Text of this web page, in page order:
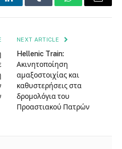
LinkedInTumblr WhatsAppEmail
NEXT ARTICLE
Hellenic Train:
Ακινητοποίηση
αμαξοστοιχίας και
καθυστερήσεις στα
δρομολόγια του
Προαστιακού Πατρών